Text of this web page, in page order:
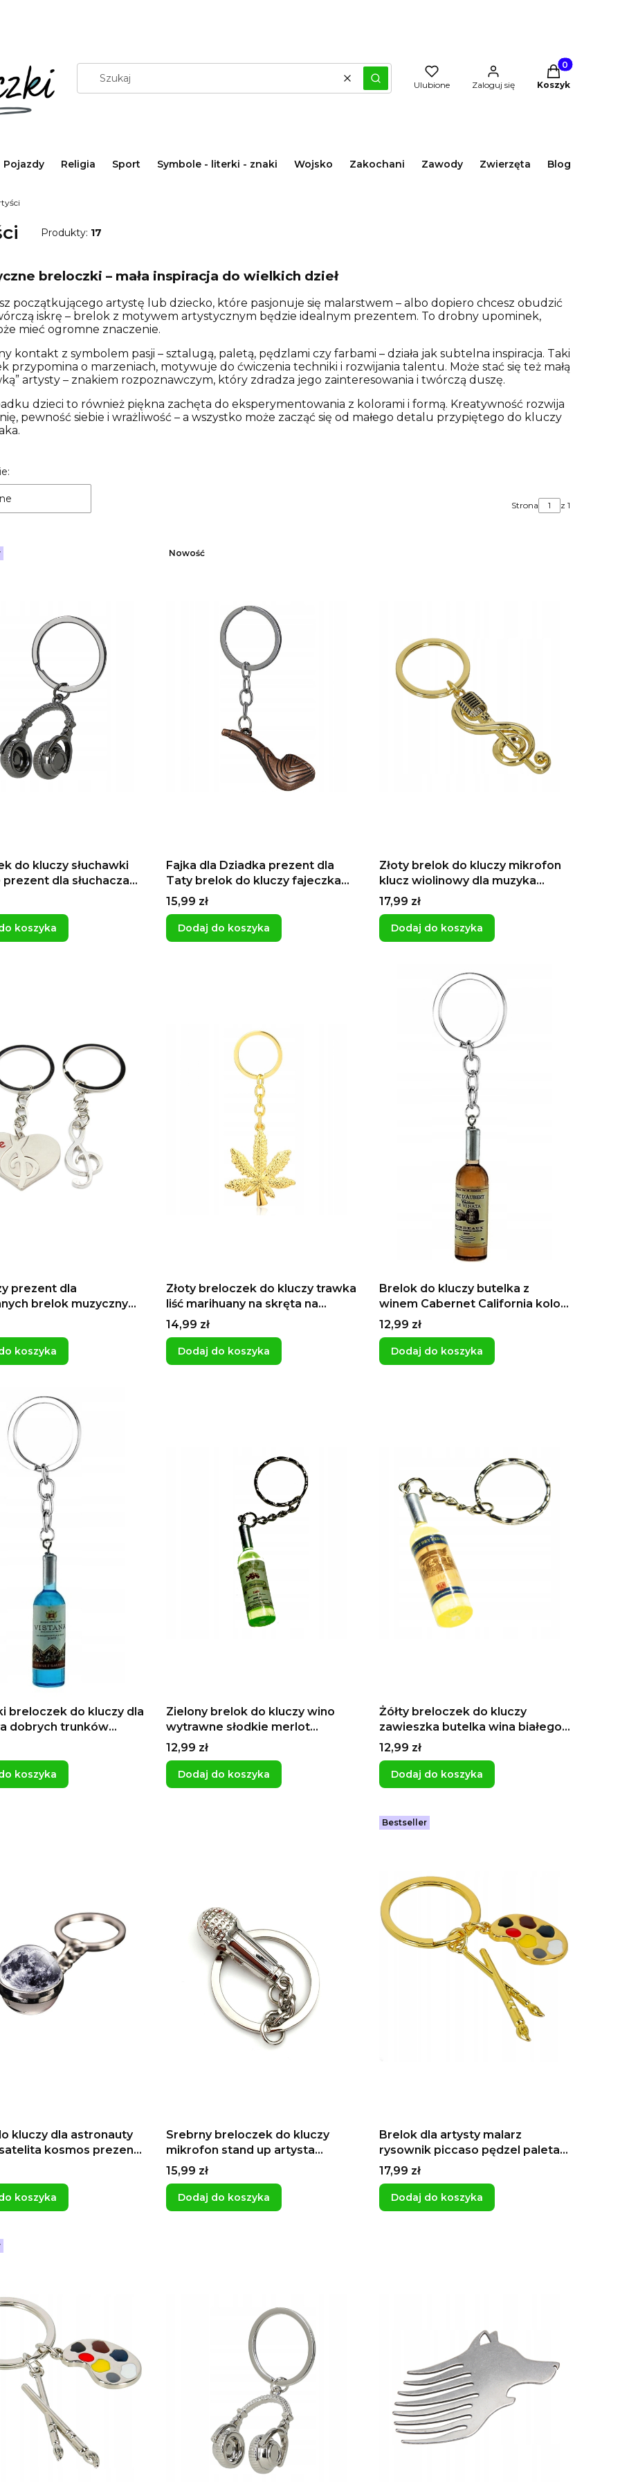
WyczyśćSzukaj Ulubione Zaloguj się
Produkty w
Koszyk
Pojazdy Religia Sport Symbole - literki - znaki Wojsko Zakochani Zawody Zwierzęta Blog
Produkty: 17
breloczki – mała inspiracja do wielkich dzieł
początkującego artystę lub dziecko, które pasjonuje się malarstwem – albo dopiero chcesz obudzić
iskrę – brelok z motywem artystycznym będzie idealnym prezentem. To drobny upominek,
mieć ogromne znaczenie.
kontakt z symbolem pasji – sztalugą, paletą, pędzlami czy farbami – działa jak subtelna inspiracja. Taki
przypomina o marzeniach, motywuje do ćwiczenia techniki i rozwijania talentu. Może stać się też małą
artysty – znakiem rozpoznawczym, który zdradza jego zainteresowania i twórczą duszę.
dzieci to również piękna zachęta do eksperymentowania z kolorami i formą. Kreatywność rozwija
pewność siebie i wrażliwość – a wszystko może zacząć się od małego detalu przypiętego do kluczy
Strona z 1
do kluczy słuchawki
prezent dla słuchacza
koszyka
Nowość
Fajka dla Dziadka prezent dla
Taty brelok do kluczy fajeczka
Dzień Dziadka
Cena
15,99 zł
Dodaj do koszyka
Złoty brelok do kluczy mikrofon
klucz wiolinowy dla muzyka
śpiew prezent dla artysty dla
piosenkarza
Cena
17,99 zł
Dodaj do koszyka
prezent dla
brelok muzyczny
serce i klucz
Muzyka
koszyka
Złoty breloczek do kluczy trawka
liść marihuany na skręta na
wyluzowanie
Cena
14,99 zł
Dodaj do koszyka
Brelok do kluczy butelka z
winem Cabernet California kolor
pomarańczowo-brązowy
Cena
12,99 zł
Dodaj do koszyka
breloczek do kluczy dla
dobrych trunków
winem
koszyka
Zielony brelok do kluczy wino
wytrawne słodkie merlot
zawieszka do konesera
Cena
12,99 zł
Dodaj do koszyka
Żółty breloczek do kluczy
zawieszka butelka wina białego
wina resling chardonnay
Cena
12,99 zł
Dodaj do koszyka
kluczy dla astronauty
kosmos prezent
astronomii
koszyka
Srebrny breloczek do kluczy
mikrofon stand up artysta
śpiewak piosenkarz dla muzyka
dla artysty
Cena
15,99 zł
Dodaj do koszyka
Bestseller
Brelok dla artysty malarz
rysownik piccaso pędzel paleta
farby malarstwo rysownik
Cena
17,99 zł
Dodaj do koszyka